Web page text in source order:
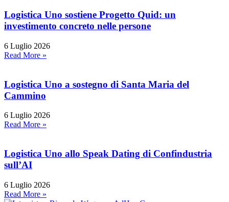
Logistica Uno sostiene Progetto Quid: un
investimento concreto nelle persone
6 Luglio 2026
Read More »
Logistica Uno a sostegno di Santa Maria del
Cammino
6 Luglio 2026
Read More »
Logistica Uno allo Speak Dating di Confindustria
sull’AI
6 Luglio 2026
Read More »